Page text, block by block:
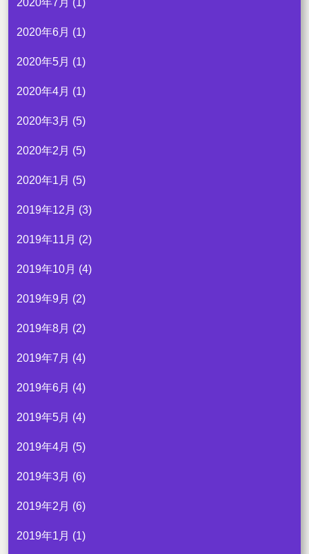
2020年6月 (1)
2020年5月 (1)
2020年4月 (1)
2020年3月 (5)
2020年2月 (5)
2020年1月 (5)
2019年12月 (3)
2019年11月 (2)
2019年10月 (4)
2019年9月 (2)
2019年8月 (2)
2019年7月 (4)
2019年6月 (4)
2019年5月 (4)
2019年4月 (5)
2019年3月 (6)
2019年2月 (6)
2019年1月 (1)